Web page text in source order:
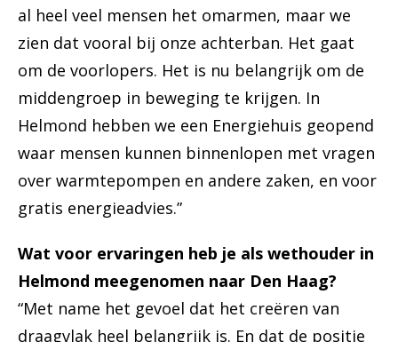
al heel veel mensen het omarmen, maar we
zien dat vooral bij onze achterban. Het gaat
om de voorlopers. Het is nu belangrijk om de
middengroep in beweging te krijgen. In
Helmond hebben we een Energiehuis geopend
waar mensen kunnen binnenlopen met vragen
over warmtepompen en andere zaken, en voor
gratis energieadvies.”
Wat voor ervaringen heb je als wethouder in
Helmond meegenomen naar Den Haag?
“Met name het gevoel dat het creëren van
draagvlak heel belangrijk is. En dat de positie